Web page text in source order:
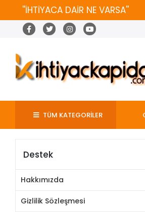
''İHTİYACA DAİR NE VARSA''
TÜM KATEGORİLER
Destek
Hakkımızda
Gizlilik Sözleşmesi